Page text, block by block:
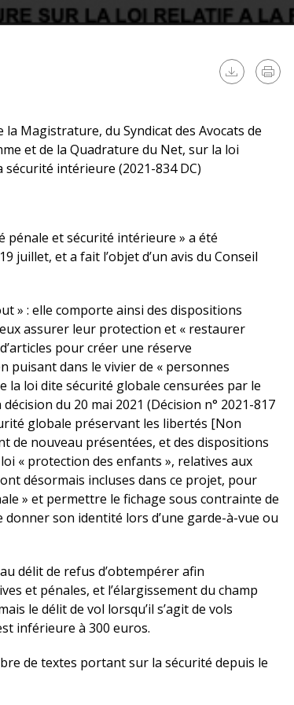
Magistrature, du Syndicat des Avocats de
et de la Quadrature du Net, sur la loi
intérieure (2021-834 DC)
pénale et sécurité intérieure » a été
juillet, et a fait l’objet d’un avis du Conseil
» : elle comporte ainsi des dispositions
assurer leur protection et « restaurer
pour créer une réserve
puisant dans le vivier de « personnes
la loi dite sécurité globale censurées par le
du 20 mai 2021 (Décision n° 2021-817
globale préservant les libertés [Non
de nouveau présentées, et des dispositions
« protection des enfants », relatives aux
désormais incluses dans ce projet, pour
» et permettre le fichage sous contrainte de
son identité lors d’une garde-à-vue ou
délit de refus d’obtempérer afin
et pénales, et l’élargissement du champ
le délit de vol lorsqu’il s’agit de vols
inférieure à 300 euros.
de textes portant sur la sécurité depuis le